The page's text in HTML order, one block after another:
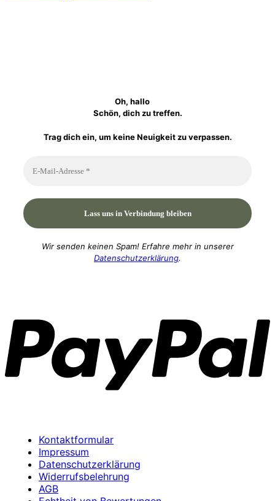
Oh, hallo
Schön, dich zu treffen.
Trag dich ein, um keine Neuigkeit zu verpassen.
Wir senden keinen Spam! Erfahre mehr in unserer
Datenschutzerklärung.
Kontaktformular
Impressum
Datenschutzerklärung
Widerrufsbelehrung
AGB